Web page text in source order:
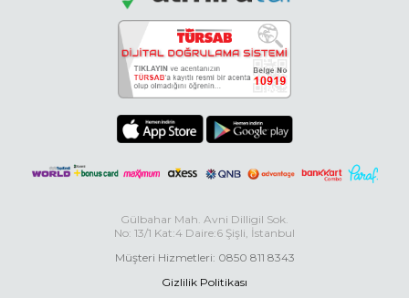
Gülbahar Mah. Avni Dilligil Sok.
No: 13/1 Kat:4 Daire:6 Şişli, İstanbul
Müşteri Hizmetleri: 0850 811 8343
Gizlilik Politikası